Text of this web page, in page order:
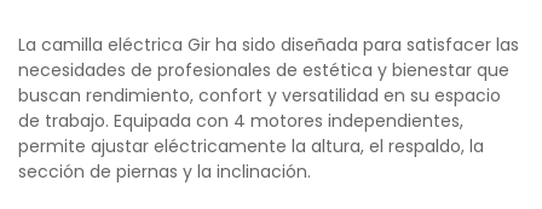
La camilla eléctrica Gir ha sido diseñada para satisfacer las
necesidades de profesionales de estética y bienestar que
buscan rendimiento, confort y versatilidad en su espacio
de trabajo. Equipada con 4 motores independientes,
permite ajustar eléctricamente la altura, el respaldo, la
sección de piernas y la inclinación.